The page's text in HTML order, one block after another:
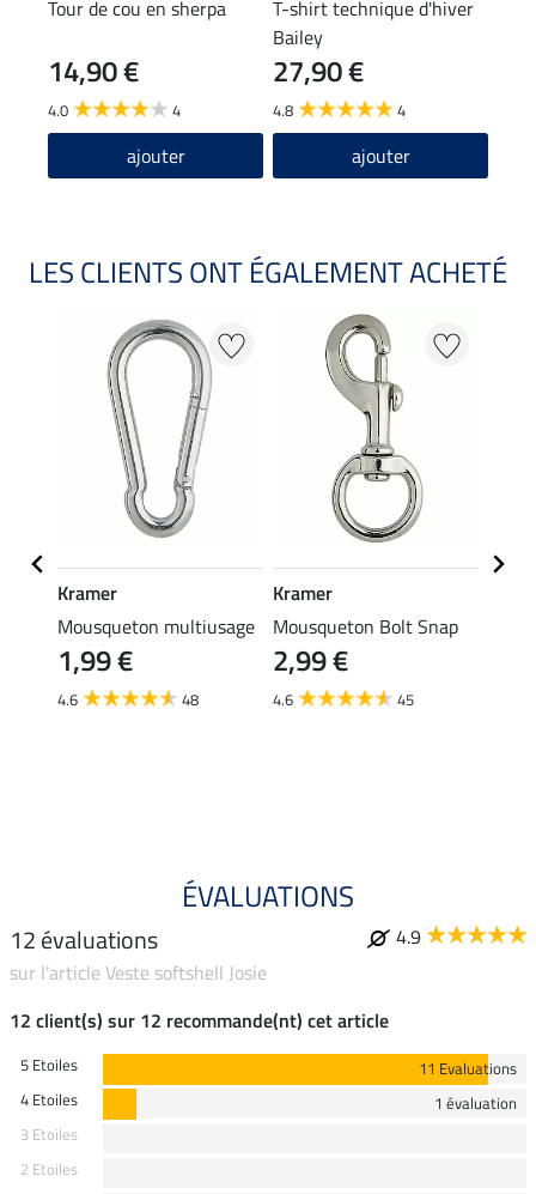
Tour de cou en sherpa
14,90 €
4.0 4
ajouter
T-shirt technique d'hiver
Bailey
27,90 €
4.8 4
ajouter
LES CLIENTS ONT ÉGALEMENT ACHETÉ
Kramer
Mousqueton multiusage
1,99 €
4.6 48
Kramer
Mousqueton Bolt Snap
2,99 €
4.6 45
ÉVALUATIONS
12 évaluations
4.9
sur l'article Veste softshell Josie
12 client(s) sur 12 recommande(nt) cet article
5 Etoiles
11 Evaluations
4 Etoiles
1 évaluation
3 Etoiles
2 Etoiles